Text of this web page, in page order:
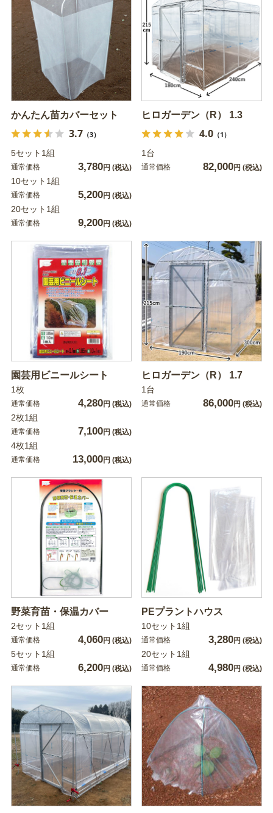
かんたん苗カバーセット
3.7（3）
5セット1組
通常価格 3,780円 (税込)
10セット1組
通常価格 5,200円 (税込)
20セット1組
通常価格 9,200円 (税込)
ヒロガーデン（R） 1.3
4.0（1）
1台
通常価格 82,000円 (税込)
園芸用ビニールシート
1枚
通常価格 4,280円 (税込)
2枚1組
通常価格 7,100円 (税込)
4枚1組
通常価格 13,000円 (税込)
ヒロガーデン（R） 1.7
1台
通常価格 86,000円 (税込)
野菜育苗・保温カバー
2セット1組
通常価格 4,060円 (税込)
5セット1組
通常価格 6,200円 (税込)
PEプラントハウス
10セット1組
通常価格 3,280円 (税込)
20セット1組
通常価格 4,980円 (税込)